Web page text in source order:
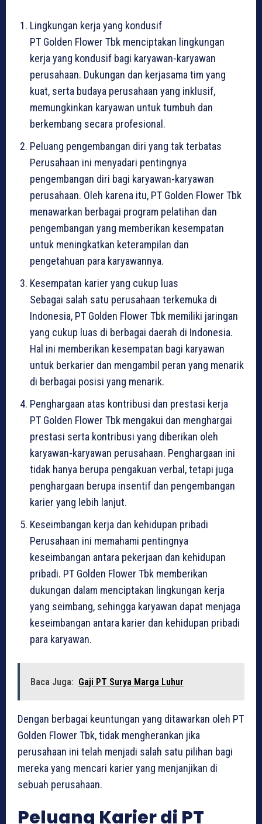
Lingkungan kerja yang kondusif
PT Golden Flower Tbk menciptakan lingkungan
kerja yang kondusif bagi karyawan-karyawan
perusahaan. Dukungan dan kerjasama tim yang
kuat, serta budaya perusahaan yang inklusif,
memungkinkan karyawan untuk tumbuh dan
berkembang secara profesional.
Peluang pengembangan diri yang tak terbatas
Perusahaan ini menyadari pentingnya
pengembangan diri bagi karyawan-karyawan
perusahaan. Oleh karena itu, PT Golden Flower Tbk
menawarkan berbagai program pelatihan dan
pengembangan yang memberikan kesempatan
untuk meningkatkan keterampilan dan
pengetahuan para karyawannya.
Kesempatan karier yang cukup luas
Sebagai salah satu perusahaan terkemuka di
Indonesia, PT Golden Flower Tbk memiliki jaringan
yang cukup luas di berbagai daerah di Indonesia.
Hal ini memberikan kesempatan bagi karyawan
untuk berkarier dan mengambil peran yang menarik
di berbagai posisi yang menarik.
Penghargaan atas kontribusi dan prestasi kerja
PT Golden Flower Tbk mengakui dan menghargai
prestasi serta kontribusi yang diberikan oleh
karyawan-karyawan perusahaan. Penghargaan ini
tidak hanya berupa pengakuan verbal, tetapi juga
penghargaan berupa insentif dan pengembangan
karier yang lebih lanjut.
Keseimbangan kerja dan kehidupan pribadi
Perusahaan ini memahami pentingnya
keseimbangan antara pekerjaan dan kehidupan
pribadi. PT Golden Flower Tbk memberikan
dukungan dalam menciptakan lingkungan kerja
yang seimbang, sehingga karyawan dapat menjaga
keseimbangan antara karier dan kehidupan pribadi
para karyawan.
Baca Juga: Gaji PT Surya Marga Luhur
Dengan berbagai keuntungan yang ditawarkan oleh PT
Golden Flower Tbk, tidak mengherankan jika
perusahaan ini telah menjadi salah satu pilihan bagi
mereka yang mencari karier yang menjanjikan di
sebuah perusahaan.
Peluang Karier di PT